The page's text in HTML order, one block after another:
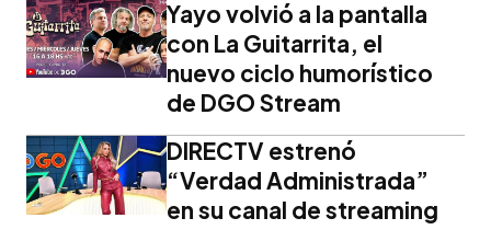
Yayo volvió a la pantalla
con La Guitarrita, el
nuevo ciclo humorístico
de DGO Stream
DIRECTV estrenó
“Verdad Administrada”
en su canal de streaming